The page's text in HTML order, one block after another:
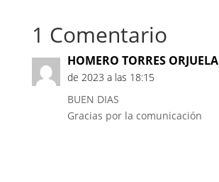
1 Comentario
HOMERO TORRES ORJUELA
de 2023 a las 18:15
BUEN DIAS
Gracias por la comunicación